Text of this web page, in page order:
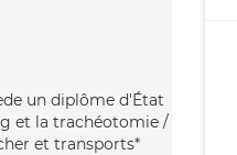
un diplôme d'État
et la trachéotomie /
et transports*